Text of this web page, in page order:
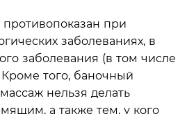
противопоказан при
заболеваниях, в
заболевания (в том числе
того, баночный
нельзя делать
а также тем, у кого